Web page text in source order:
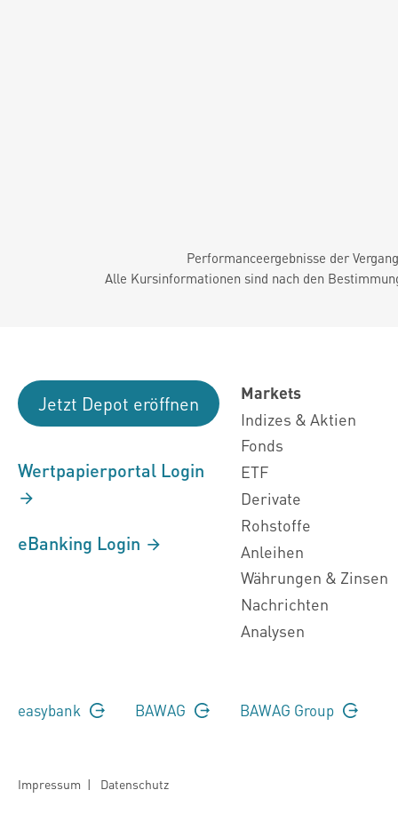
Performanceergebnisse der
Alle Kursinformationen sind nach den
Jetzt Depot eröffnen
Wertpapierportal Login
eBanking Login
Markets
Indizes & Aktien
Fonds
ETF
Derivate
Rohstoffe
Anleihen
Währungen & Zinsen
Nachrichten
Analysen
easybank BAWAG BAWAG Group
Impressum | Datenschutz